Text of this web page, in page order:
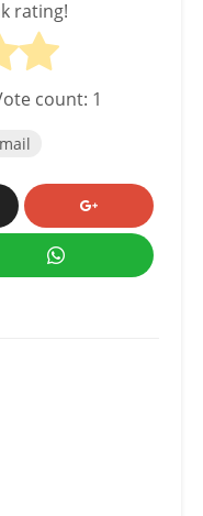
rating!
count: 1